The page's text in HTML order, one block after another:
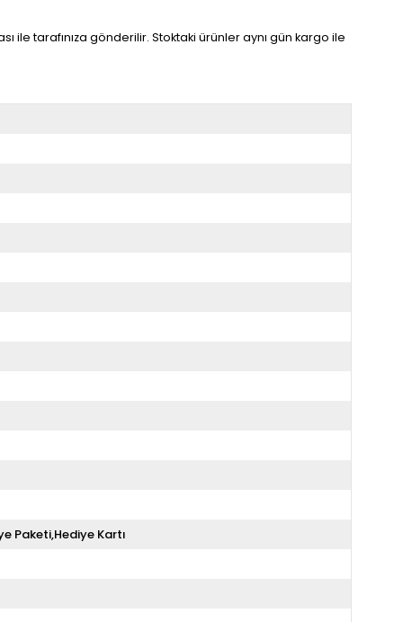
ile tarafınıza gönderilir. Stoktaki ürünler aynı gün kargo ile
Paketi,Hediye Kartı